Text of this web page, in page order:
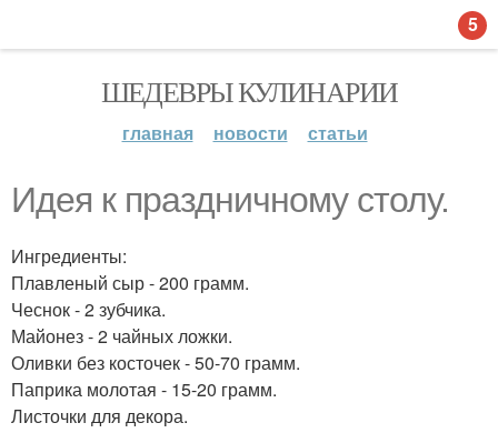
ШЕДЕВРЫ КУЛИНАРИИ
главная новости статьи
Идея к праздничному столу.
Ингредиенты:
Плавленый сыр - 200 грамм.
Чеснок - 2 зубчика.
Майонез - 2 чайных ложки.
Оливки без косточек - 50-70 грамм.
Паприка молотая - 15-20 грамм.
Листочки для декора.
5